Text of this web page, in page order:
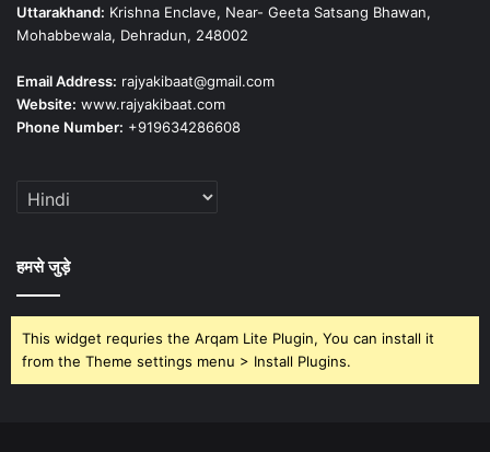
Uttarakhand: Krishna Enclave, Near- Geeta Satsang Bhawan,
Mohabbewala, Dehradun, 248002
Email Address: rajyakibaat@gmail.com
Website: www.rajyakibaat.com
Phone Number: +919634286608
हमसे जुड़े
This widget requries the Arqam Lite Plugin, You can install it
from the Theme settings menu > Install Plugins.